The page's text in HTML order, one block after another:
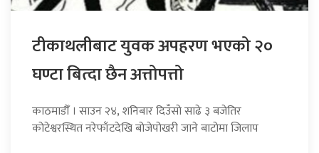
टीकाथलीबाट युवक अपहरण भएको २०
घण्टा बित्दा छैन अत्तोपत्तो
काठमाडौँ । साउन २४, शनिबार दिउँसो साढे ३ बजेतिर
कोटेश्वरस्थित नरेफाँटदेखि बोजेपोखरी जाने बाटोमा जिलाप